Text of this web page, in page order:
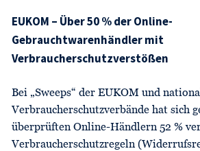
EUKOM – Über 50 % der Online-
Gebrauchtwarenhändler mit
Verbraucherschutzverstößen
Bei „Sweeps“ der EUKOM und
Verbraucherschutzverbände hat sich
überprüften Online-Händlern 52 %
Verbraucherschutzregeln